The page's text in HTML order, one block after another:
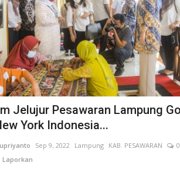
Jelujur Pesawaran Lampung
York Indonesia...
Sep 9, 2022 Lampung KAB. PESAWARAN
0
Laporkan